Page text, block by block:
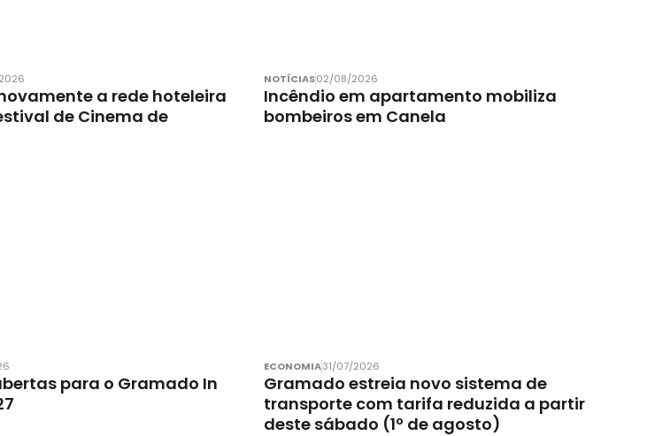
a rede hoteleira
de Cinema de
NOTÍCIAS02/08/2026
Incêndio em apartamento mobiliza
bombeiros em Canela
para o Gramado In
ECONOMIA31/07/2026
Gramado estreia novo sistema de
transporte com tarifa reduzida a partir
deste sábado (1º de agosto)